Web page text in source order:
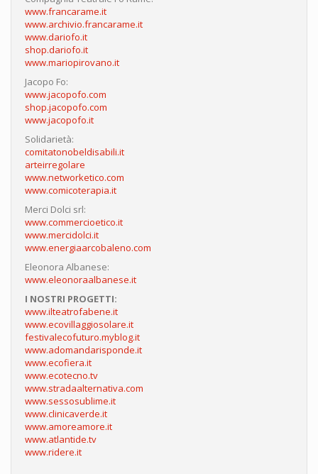
www.francarame.it
www.archivio.francarame.it
www.dariofo.it
shop.dariofo.it
www.mariopirovano.it
Jacopo Fo:
www.jacopofo.com
shop.jacopofo.com
www.jacopofo.it
Solidarietà:
comitatonobeldisabili.it
arteirregolare
www.networketico.com
www.comicoterapia.it
Merci Dolci srl:
www.commercioetico.it
www.mercidolci.it
www.energiaarcobaleno.com
Eleonora Albanese:
www.eleonoraalbanese.it
I NOSTRI PROGETTI:
www.ilteatrofabene.it
www.ecovillaggiosolare.it
festivalecofuturo.myblog.it
www.adomandarisponde.it
www.ecofiera.it
www.ecotecno.tv
www.stradaalternativa.com
www.sessosublime.it
www.clinicaverde.it
www.amoreamore.it
www.atlantide.tv
www.ridere.it